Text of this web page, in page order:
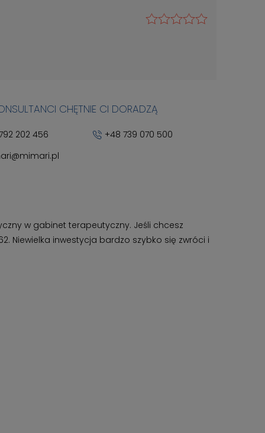
CHĘTNIE CI DORADZĄ
202 456
+48 739 070 500
w gabinet terapeutyczny. Jeśli chcesz
Niewielka inwestycja bardzo szybko się zwróci i